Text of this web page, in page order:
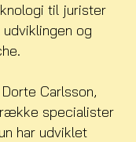
til jurister
og
Carlsson,
specialister
har udviklet